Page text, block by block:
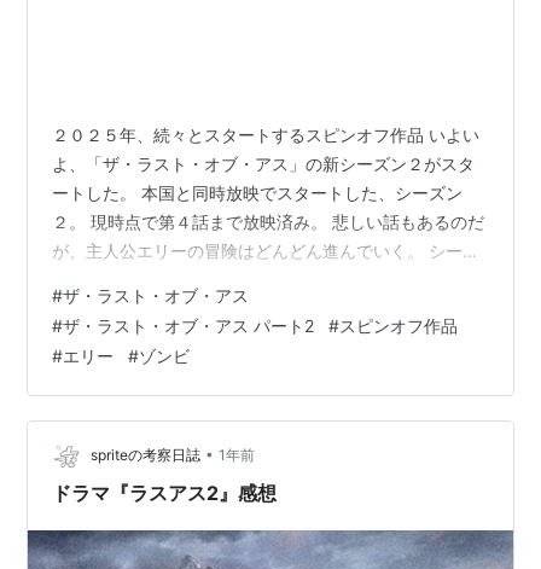
２０２５年、続々とスタートするスピンオフ作品 いよい
よ、「ザ・ラスト・オブ・アス」の新シーズン２がスタ
ートした。 本国と同時放映でスタートした、シーズン
２。 現時点で第４話まで放映済み。 悲しい話もあるのだ
が、主人公エリーの冒険はどんどん進んでいく。 シーズ
たが、 シーズン２は人間関係などの方にフォーカスされ
ており、より楽しめるように なったと感じる。 ゾンビ映
画といえば、「ウオーキングデッド」は欠かせないと思
うが、若干 テイストがこちらのドラマに似てきたように
思う。 むろん、良いことなのだが。 「ウオーキングデッ
ド」のスピンオフ作品の「ダリル…
#ザ・ラスト・オブ・アス
#ザ・ラスト・オブ・アス パート2 #スピンオフ作品
#エリー #ゾンビ
spriteの考察日誌 • 1年前
ドラマ『ラスアス2』感想